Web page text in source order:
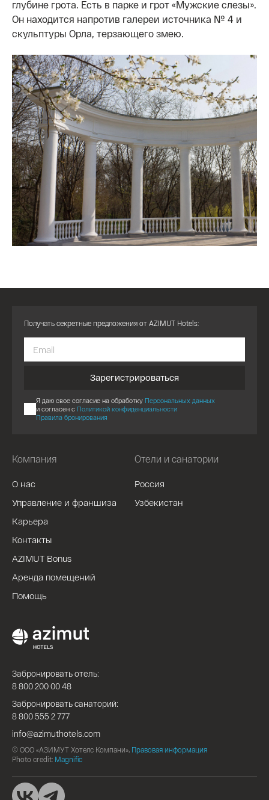
глубине грота. Есть в парке и грот «Мужские слезы».
Он находится напротив галереи источника № 4 и
скульптуры Орла, терзающего змею.
Компания
О нас
Управление и франшиза
Карьера
Контакты
AZIMUT Bonus
Аренда помещений
Помощь
Отели и санатории
Россия
Узбекистан
Получать секретные предложения от AZIMUT Hotels:
Зарегистрироваться
Я даю свое согласие на обработку Персональных данных
и согласен с Политикой конфиденциальности
Правила бронирования
Забронировать отель:
8 800 200 00 48
Забронировать санаторий:
8 800 555 2 777
info@azimuthotels.com
© ООО «АЗИМУТ Хотелс Компани», Правовая информация
Photo credit: Magnific